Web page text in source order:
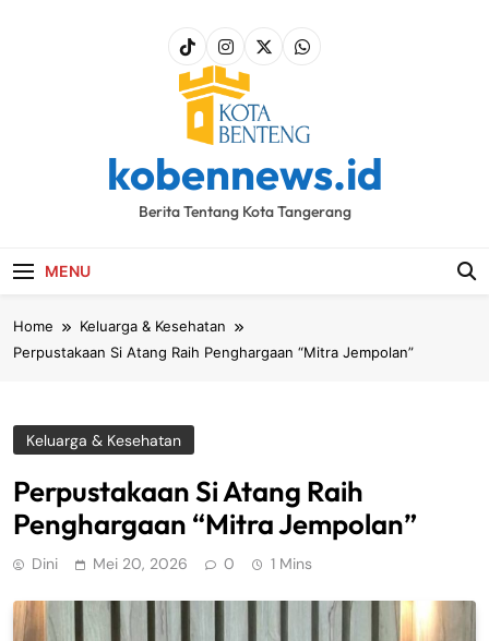
kobennews.id
Berita Tentang Kota Tangerang
MENU
Home
Keluarga & Kesehatan
Perpustakaan Si Atang Raih Penghargaan “Mitra Jempolan”
Keluarga & Kesehatan
Perpustakaan Si Atang Raih
Penghargaan “Mitra Jempolan”
Dini Mei 20, 2026 0 1 Mins